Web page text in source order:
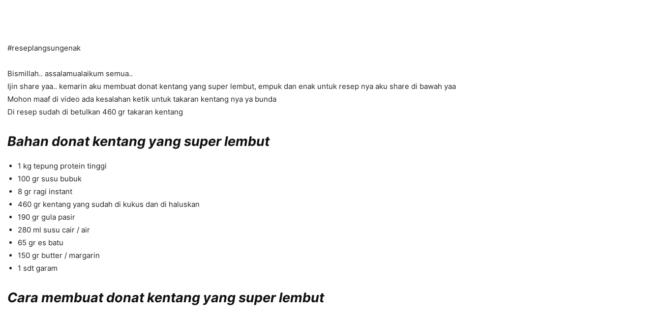
#reseplangsungenak
Bismillah.. assalamualaikum semua..
Ijin share yaa.. kemarin aku membuat donat kentang yang super lembut, empuk dan enak untuk resep nya aku share di bawah yaa
Mohon maaf di video ada kesalahan ketik untuk takaran kentang nya ya bunda
Di resep sudah di betulkan 460 gr takaran kentang
Bahan donat kentang yang super lembut
1 kg tepung protein tinggi
100 gr susu bubuk
8 gr ragi instant
460 gr kentang yang sudah di kukus dan di haluskan
190 gr gula pasir
280 ml susu cair / air
65 gr es batu
150 gr butter / margarin
1 sdt garam
Cara membuat donat kentang yang super lembut